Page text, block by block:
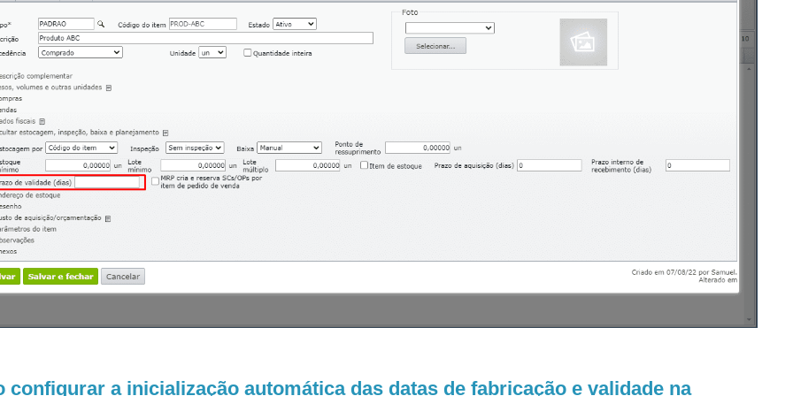
configurar a inicialização automática das datas de fabricação e validade na